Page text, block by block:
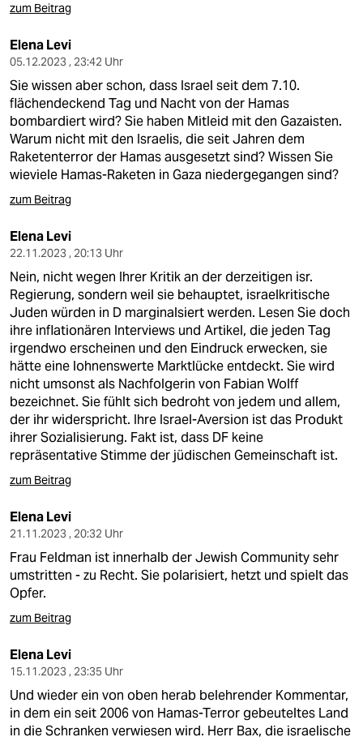
zum Beitrag
Elena Levi
05.12.2023 , 23:42 Uhr
Sie wissen aber schon, dass Israel seit dem 7.10.
flächendeckend Tag und Nacht von der Hamas
bombardiert wird? Sie haben Mitleid mit den Gazaisten.
Warum nicht mit den Israelis, die seit Jahren dem
Raketenterror der Hamas ausgesetzt sind? Wissen Sie
wieviele Hamas-Raketen in Gaza niedergegangen sind?
zum Beitrag
Elena Levi
22.11.2023 , 20:13 Uhr
Nein, nicht wegen Ihrer Kritik an der derzeitigen isr.
Regierung, sondern weil sie behauptet, israelkritische
Juden würden in D marginalsiert werden. Lesen Sie doch
ihre inflationären Interviews und Artikel, die jeden Tag
irgendwo erscheinen und den Eindruck erwecken, sie
hätte eine lohnenswerte Marktlücke entdeckt. Sie wird
nicht umsonst als Nachfolgerin von Fabian Wolff
bezeichnet. Sie fühlt sich bedroht von jedem und allem,
der ihr widerspricht. Ihre Israel-Aversion ist das Produkt
ihrer Sozialisierung. Fakt ist, dass DF keine
repräsentative Stimme der jüdischen Gemeinschaft ist.
zum Beitrag
Elena Levi
21.11.2023 , 20:32 Uhr
Frau Feldman ist innerhalb der Jewish Community sehr
umstritten - zu Recht. Sie polarisiert, hetzt und spielt das
Opfer.
zum Beitrag
Elena Levi
15.11.2023 , 23:35 Uhr
Und wieder ein von oben herab belehrender Kommentar,
in dem ein seit 2006 von Hamas-Terror gebeuteltes Land
in die Schranken verwiesen wird. Herr Bax, die israelische